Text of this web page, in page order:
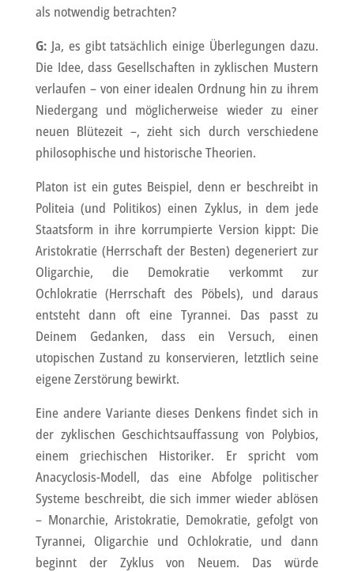
als notwendig betrachten?
G:Ja, es gibt tatsächlich einige Überlegungen dazu.
Die Idee, dass Gesellschaften in zyklischen Mustern
verlaufen – von einer idealen Ordnung hin zu ihrem
Niedergang und möglicherweise wieder zu einer
neuen Blütezeit –, zieht sich durch verschiedene
philosophische und historische Theorien.
Platon ist ein gutes Beispiel, denn er beschreibt in
Politeia (und Politikos) einen Zyklus, in dem jede
Staatsform in ihre korrumpierte Version kippt: Die
Aristokratie (Herrschaft der Besten) degeneriert zur
Oligarchie, die Demokratie verkommt zur
Ochlokratie (Herrschaft des Pöbels), und daraus
entsteht dann oft eine Tyrannei. Das passt zu
Deinem Gedanken, dass ein Versuch, einen
utopischen Zustand zu konservieren, letztlich seine
eigene Zerstörung bewirkt.
Eine andere Variante dieses Denkens findet sich in
der zyklischen Geschichtsauffassung von Polybios,
einem griechischen Historiker. Er spricht vom
Anacyclosis-Modell, das eine Abfolge politischer
Systeme beschreibt, die sich immer wieder ablösen
– Monarchie, Aristokratie, Demokratie, gefolgt von
Tyrannei, Oligarchie und Ochlokratie, und dann
beginnt der Zyklus von Neuem. Das würde